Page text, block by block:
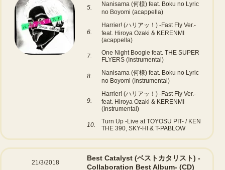
5.
Nanisama (何様) feat. Boku no Lyric
no Boyomi (acappella)
6.
Harrier! (ハリアッ！) -Fast Fly Ver.-
feat. Hiroya Ozaki & KERENMI
(acappella)
7.
One Night Boogie feat. THE SUPER
FLYERS (Instrumental)
8.
Nanisama (何様) feat. Boku no Lyric
no Boyomi (Instrumental)
9.
Harrier! (ハリアッ！) -Fast Fly Ver.-
feat. Hiroya Ozaki & KERENMI
(Instrumental)
10.
Turn Up -Live at TOYOSU PIT- / KEN
THE 390, SKY-HI & T-PABLOW
21/3/2018
Best Catalyst (ベストカタリスト) -
Collaboration Best Album- (CD)